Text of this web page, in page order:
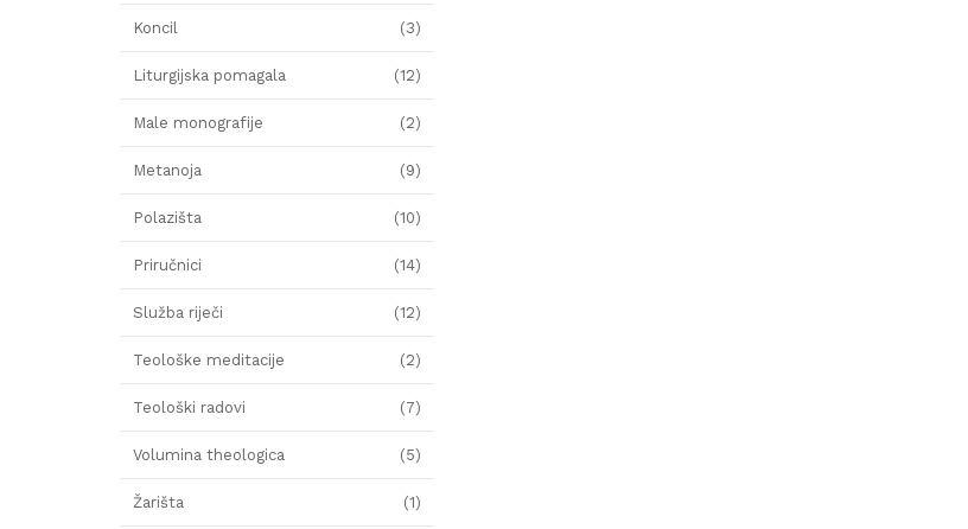
Koncil (3)
Liturgijska pomagala (12)
Male monografije (2)
Metanoja (9)
Polazišta (10)
Priručnici (14)
Služba riječi (12)
Teološke meditacije (2)
Teološki radovi (7)
Volumina theologica (5)
Žarišta (1)